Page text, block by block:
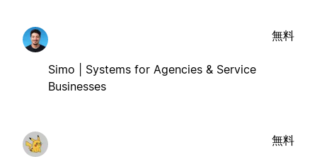
Simo | Systems for Agencies & Service
Businesses
無料
無料